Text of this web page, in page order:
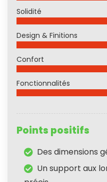
Solidité
Design & Finitions
Confort
Fonctionnalités
Points positifs
Des dimensions
Un support aux